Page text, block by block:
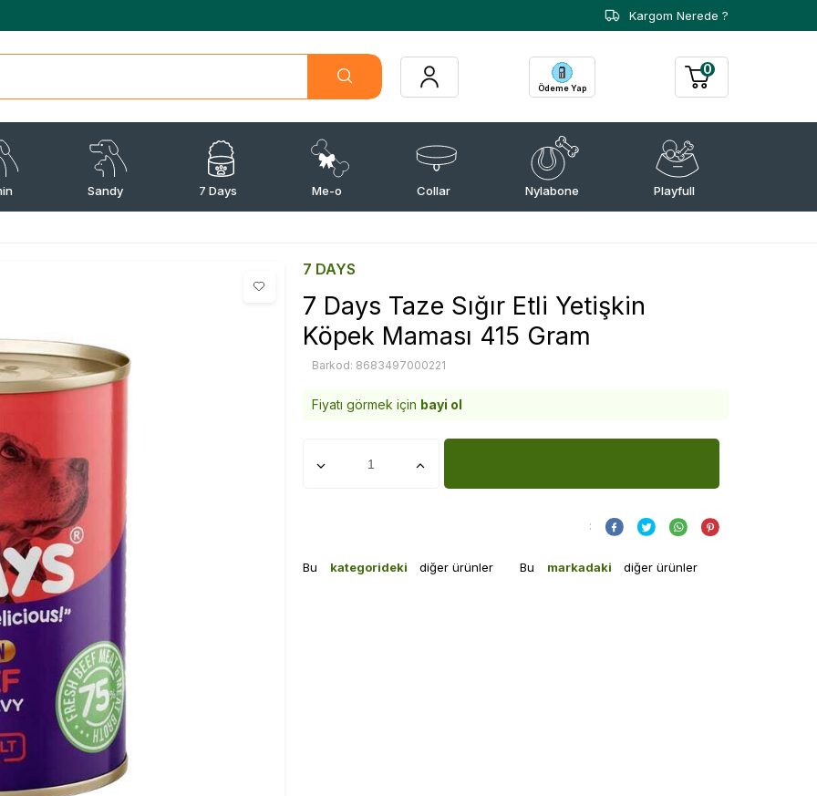
Kargom Nerede ?
Ödeme Yap
0
Sandy 7 Days Me-o Collar Nylabone Playfull
7 DAYS
7 Days Taze Sığır Etli Yetişkin
Köpek Maması 415 Gram
Barkod: 8683497000221
Fiyatı görmek için bayi ol
:
Bu kategorideki diğer ürünler Bu markadaki diğer ürünler